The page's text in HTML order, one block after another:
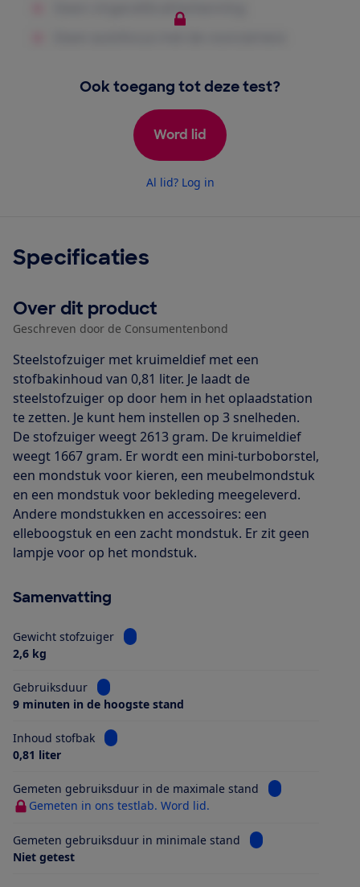
Ook toegang tot deze test?
Word lid
Al lid? Log in
Specificaties
Over dit product
Geschreven door de Consumentenbond
Steelstofzuiger met kruimeldief met een
stofbakinhoud van 0,81 liter. Je laadt de
steelstofzuiger op door hem in het oplaadstation
te zetten. Je kunt hem instellen op 3 snelheden.
De stofzuiger weegt 2613 gram. De kruimeldief
weegt 1667 gram. Er wordt een mini-turboborstel,
een mondstuk voor kieren, een meubelmondstuk
en een mondstuk voor bekleding meegeleverd.
Andere mondstukken en accessoires: een
elleboogstuk en een zacht mondstuk. Er zit geen
lampje voor op het mondstuk.
Samenvatting
Gewicht stofzuiger
Bekijk informatie voor Gewicht stofzuiger
2,6 kg
Gebruiksduur
Bekijk informatie voor Gebruiksduur
9 minuten in de hoogste stand
Inhoud stofbak
Bekijk informatie voor Inhoud stofbak
0,81 liter
Gemeten gebruiksduur in de maximale stand
Bekijk
Gemeten in ons testlab. Word lid.
Gemeten gebruiksduur in minimale stand
Bekijk informatie
Niet getest